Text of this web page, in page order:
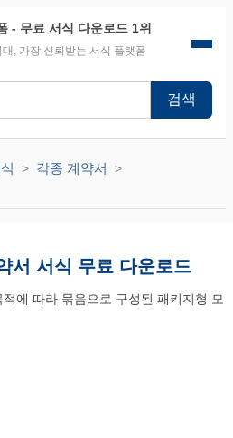
- 무료 서식 다운로드 1위
대, 가장 신뢰받는 서식 플랫폼
검색
각종 계약서
서 서식 무료 다운로드
에 따라 묶음으로 구성된 패키지형 모